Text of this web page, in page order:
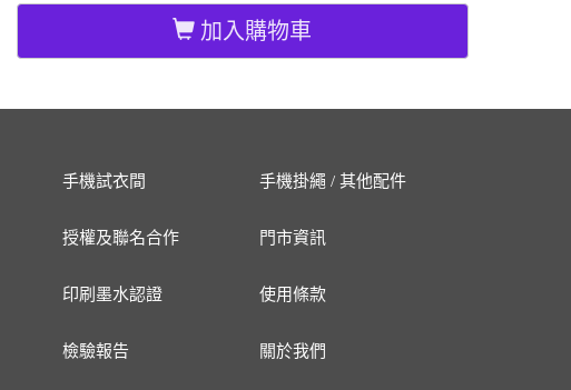
加入購物車
手機試衣間 手機掛繩 / 其他配件
授權及聯名合作 門市資訊
印刷墨水認證 使用條款
檢驗報告 關於我們